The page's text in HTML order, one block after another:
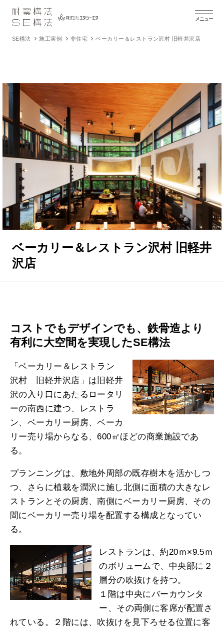
メニュー
SE構法 施工実例 非住宅 ベーカリー＆レストラン沢村 旧軽井沢店
ベーカリー＆レストラン沢村 旧軽井
沢店
コストでもデザインでも、鉄骨造より
有利に大空間を実現したSE構法
「ベーカリー＆レストラン
沢村 旧軽井沢店」は旧軽井
沢の入り口にあたるロータリ
ーの南西に建つ、レストラ
ン、ベーカリー厨房、ベーカ
リー売り場からなる、600㎡ほどの商業施設であ
る。
プランニングは、敷地外周部の既存樹木を活かしつ
つ、さらに植栽を潤沢に施し北側に面積の大きなレ
ストランとその厨房、南側にベーカリー厨房、その
間にベーカリー売り場を配置する構成となってい
る。
レストランは、約20ｍ×9.5ｍ
のボリュームで、中央部に２
層分の吹抜けを持つ。
１階は中央にバーカウンタ
ー、その両側に客席が配置さ
れている。２階には、吹抜けを見下ろせる位置に客